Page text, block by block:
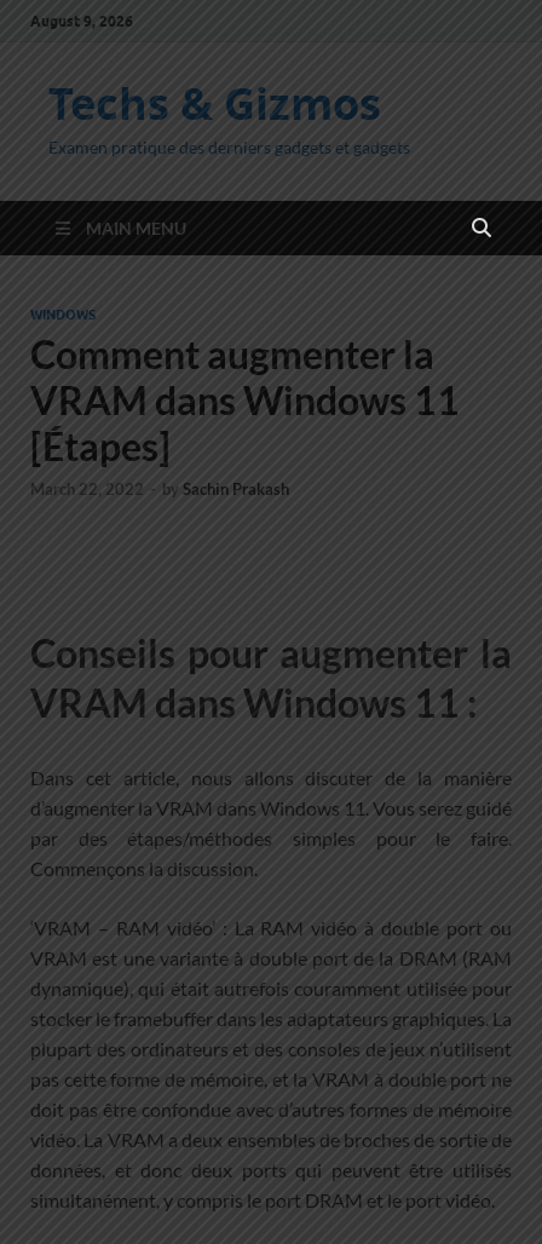
August 9, 2026
Techs & Gizmos
Examen pratique des derniers gadgets et gadgets
MAIN MENU
WINDOWS
Comment augmenter la
VRAM dans Windows 11
[Étapes]
March 22, 2022 - by Sachin Prakash
Conseils pour augmenter la
VRAM dans Windows 11 :
Dans cet article, nous allons discuter de la manière
d’augmenter la VRAM dans Windows 11. Vous serez guidé
par des étapes/méthodes simples pour le faire.
Commençons la discussion.
‘VRAM – RAM vidéo’ : La RAM vidéo à double port ou
VRAM est une variante à double port de la DRAM (RAM
dynamique), qui était autrefois couramment utilisée pour
stocker le framebuffer dans les adaptateurs graphiques. La
plupart des ordinateurs et des consoles de jeux n’utilisent
pas cette forme de mémoire, et la VRAM à double port ne
doit pas être confondue avec d’autres formes de mémoire
vidéo. La VRAM a deux ensembles de broches de sortie de
données, et donc deux ports qui peuvent être utilisés
simultanément, y compris le port DRAM et le port vidéo.